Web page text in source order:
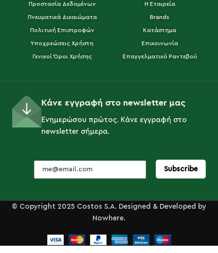
Προστασία Δεδομένων
Πνευματικά Δικαιώματα
Πολιτική Επιστροφών
Υποχρεώσεις Χρήστη
Γενικοί Όροι Χρήσης
Η Εταιρεία
Brands
Κατάστημα
Επικοινωνία
Επαγγελματικό Ραντεβού
Κάνε εγγραφή στο newsletter μας
Ενημερώσου πρώτος. Κάνε εγγραφή στο
newsletter σήμερα.
© Copyright 2025 Costos S.A. Designed & Developed by
Nowhere.